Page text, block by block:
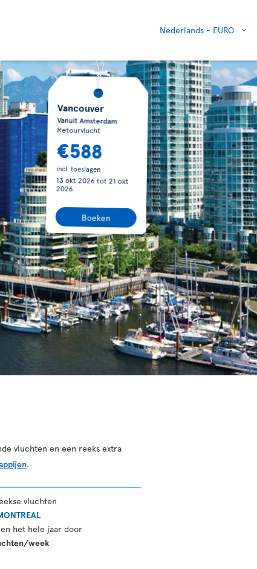
Nederlands - EURO
Vancouver
Vanuit Amsterdam
Retourvlucht
€588
incl. toeslagen
13 okt 2026tot 21 okt
2026
Boeken
vluchten en een reeks extra
.
vluchten
het hele jaar door
week